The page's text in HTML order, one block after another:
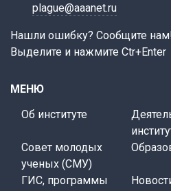
plague@aaanet.ru
Нашли ошибку? Сообщите
Выделите и нажмите Ctr+Enter
МЕНЮ
Об институте
Совет молодых
ученых (СМУ)
ГИС, программы